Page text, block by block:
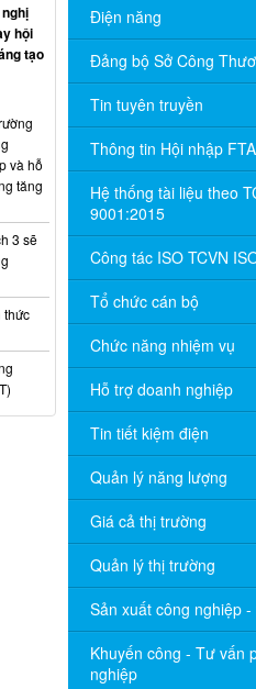
Điện năng
Đảng bộ Sở Công
Tin tuyên truyền
Thông tin Hội nhập FTA
Hệ thống tài liệu theo
9001:2015
Công tác ISO TCVN
Tổ chức cán bộ
Chức năng nhiệm vụ
Hỗ trợ doanh nghiệp
Tin tiết kiệm điện
Quản lý năng lượng
Giá cả thị trường
Quản lý thị trường
Sản xuất công nghiệp
Khuyến công - Tư vấn
nghiệp
hội
tạo
và hỗ
tăng
3 sẽ
thức